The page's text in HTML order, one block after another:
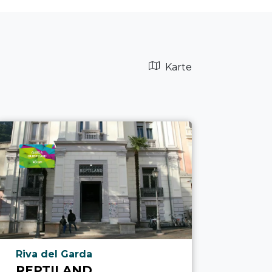
Karte
aria.poi_location_prefix
Riva del Garda